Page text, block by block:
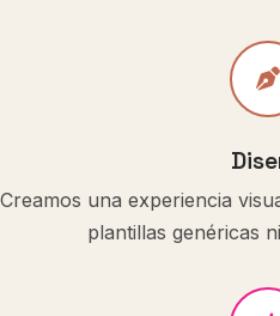
Creamos una experiencia
plantillas genéricas